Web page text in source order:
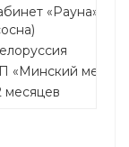
«Рауна»:
«Минский
месяцев